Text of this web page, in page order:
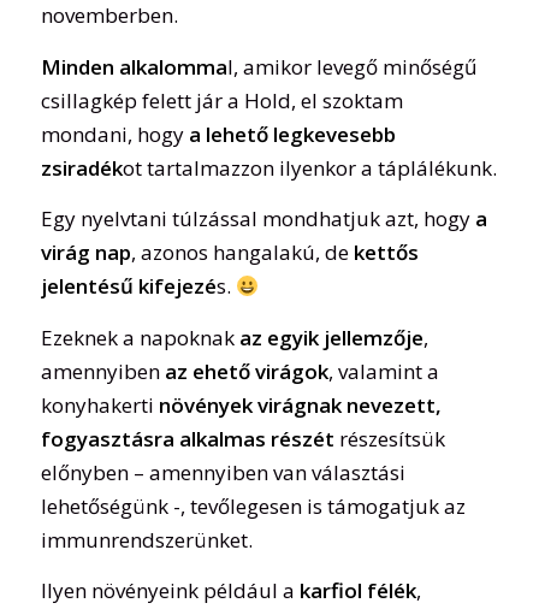
novemberben.
Minden alkalommal, amikor levegő minőségű
csillagkép felett jár a Hold, el szoktam
mondani, hogy a lehető legkevesebb
zsiradékot tartalmazzon ilyenkor a táplálékunk.
Egy nyelvtani túlzással mondhatjuk azt, hogy a
virág nap, azonos hangalakú, de kettős
jelentésű kifejezés.
Ezeknek a napoknak az egyik jellemzője,
amennyiben az ehető virágok, valamint a
konyhakerti növények virágnak nevezett,
fogyasztásra alkalmas részét részesítsük
előnyben – amennyiben van választási
lehetőségünk -, tevőlegesen is támogatjuk az
immunrendszerünket.
Ilyen növényeink például a karfiol félék,